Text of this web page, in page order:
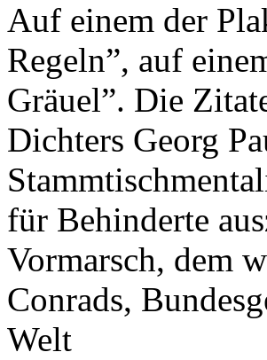
Auf einem der
Regeln”, auf
Gräuel”. Die
Dichters Georg
für Behinderte
Vormarsch, dem
Conrads,
Welt